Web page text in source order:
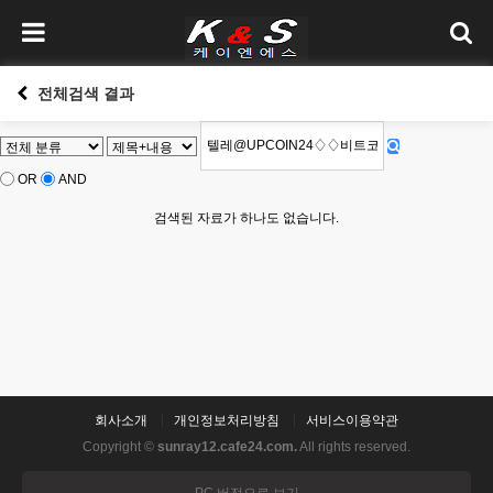
전체검색 결과
OR AND
검색된 자료가 하나도 없습니다.
회사소개 개인정보처리방침
서비스이용약관
Copyright © sunray12.cafe24.com.All rights reserved.